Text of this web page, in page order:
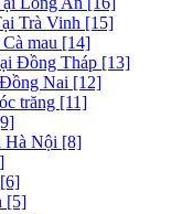
Trà Vinh [15]
mau [14]
Đồng Tháp [13]
Nai [12]
trăng [11]
Hà Nội [8]
[5]